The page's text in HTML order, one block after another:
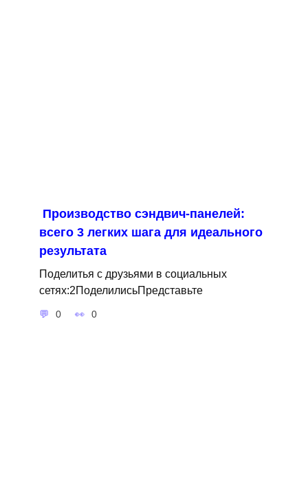
Производство сэндвич-панелей:
всего 3 легких шага для идеального
результата
Поделитья с друзьями в социальных
сетях:2ПоделилисьПредставьте
0 0